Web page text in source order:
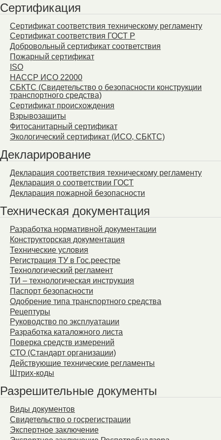
Сертификация
Сертификат соответствия техническому регламенту
Сертификат соответствия ГОСТ Р
Добровольный сертификат соответствия
Пожарный сертификат
ISO
HACCP ИСО 22000
СБКТС (Свидетельство о безопасности конструкции
транспортного средства)
Сертификат происхождения
Взрывозащиты
Фитосанитарный сертификат
Экологический сертификат (ИСО, СБКТС)
Декларирование
Декларация соответствия техническому регламенту
Декларация о соответствии ГОСТ
Декларация пожарной безопасности
Техническая документация
Разработка нормативной документации
Конструкторская документация
Технические условия
Регистрация ТУ в Гос.реестре
Технологический регламент
ТИ – технологическая инструкция
Паспорт безопасности
Одобрение типа транспортного средства
Рецептуры
Руководство по эксплуатации
Разработка каталожного листа
Поверка средств измерений
СТО (Стандарт организации)
Действующие технические регламенты
Штрих-коды
Разрешительные документы
Виды документов
Свидетельство о госрегистрации
Экспертное заключение